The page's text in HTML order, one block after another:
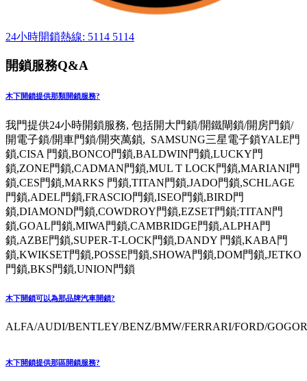
24小時開鎖熱線: 5114 5114
開鎖服務Q&A
木下開鎖提供那類開鎖服務?
我門提供24小時開鎖服務, 包括開大門鎖/開鐵閘鎖/開房門鎖/
開電子鎖/開車門鎖/開夾萬鎖, SAMSUNG三星電子鎖YALE門
鎖,CISA 門鎖,BONCO門鎖,BALDWIN門鎖,LUCKY門
鎖,ZONE門鎖,CADMAN門鎖,MUL T LOCK門鎖,MARIANI門
鎖,CES門鎖,MARKS 門鎖,TITAN門鎖,JADO門鎖,SCHLAGE
門鎖,ADEL門鎖,FRASCIO門鎖,ISEO門鎖,BIRD門
鎖,DIAMOND門鎖,COWDROY門鎖,EZSET門鎖;TITAN門
鎖,GOAL門鎖,MIWA門鎖,CAMBRIDGE門鎖,ALPHA門
鎖,AZBE門鎖,SUPER-T-LOCK門鎖,DANDY 門鎖,KABA門
鎖,KWIKSET門鎖,POSSE門鎖,SHOWA門鎖,DOM門鎖,JETKO
門鎖,BKS門鎖,UNION門鎖
木下開鎖可以為那品牌汽車開鎖?
ALFA/AUDI/BENTLEY/BENZ/BMW/FERRARI/FORD/
木下開鎖提供那區開鎖服務?